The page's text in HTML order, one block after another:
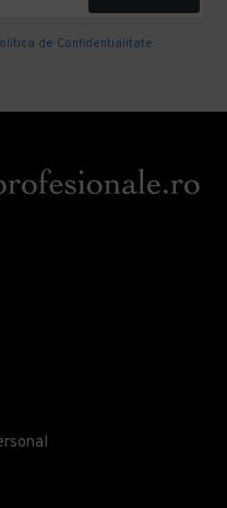
de Confidentialitate